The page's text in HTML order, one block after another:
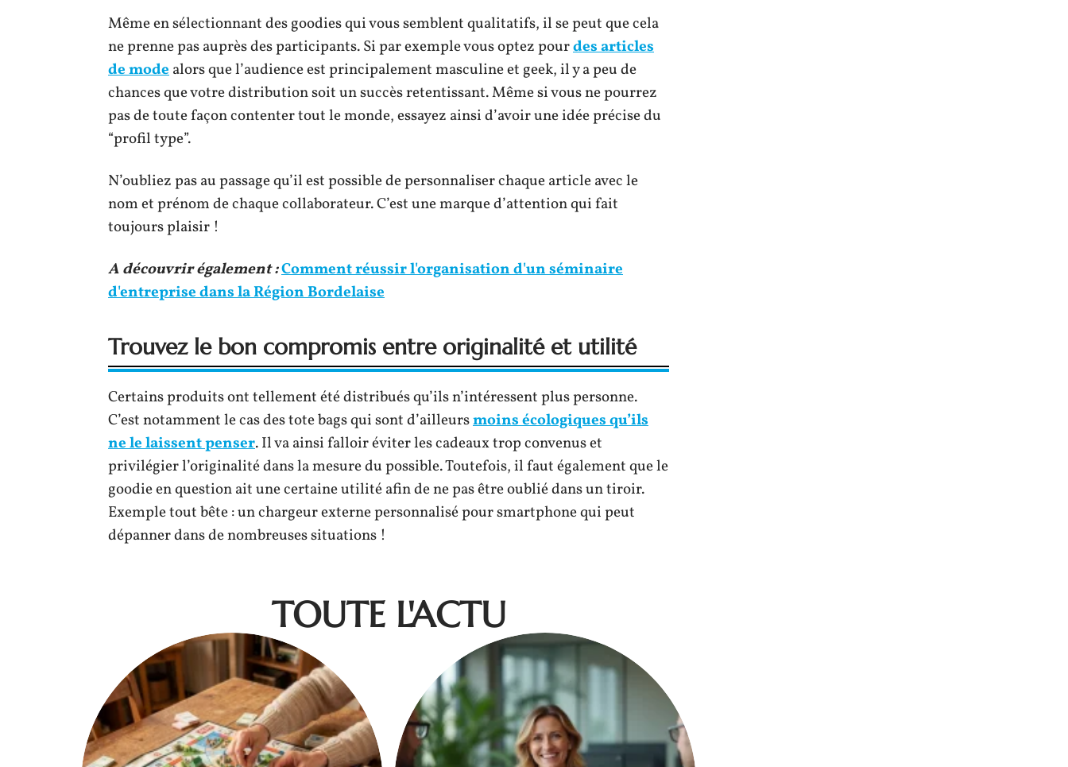
Même en sélectionnant des goodies qui vous semblent qualitatifs, il se peut que cela
ne prenne pas auprès des participants. Si par exemple vous optez pourdes articles
de modealors que l’audience est principalement masculine et geek, il y a peu de
chances que votre distribution soit un succès retentissant. Même si vous ne pourrez
pas de toute façon contenter tout le monde, essayez ainsi d’avoir une idée précise du
“profil type”.
N’oubliez pas au passage qu’il est possible de personnaliser chaque article avec le
nom et prénom de chaque collaborateur. C’est une marque d’attention qui fait
toujours plaisir !
A découvrir également :Comment réussir l'organisation d'un séminaire
d'entreprise dans la Région Bordelaise
Trouvez le bon compromis entre originalité et utilité
Certains produits ont tellement été distribués qu’ils n’intéressent plus personne.
C’est notamment le cas des tote bags qui sont d’ailleursmoins écologiques qu’ils
ne le laissent penser. Il va ainsi falloir éviter les cadeaux trop convenus et
privilégier l’originalité dans la mesure du possible. Toutefois, il faut également que le
goodie en question ait une certaine utilité afin de ne pas être oublié dans un tiroir.
Exemple tout bête : un chargeur externe personnalisé pour smartphone qui peut
dépanner dans de nombreuses situations !
TOUTE L'ACTU